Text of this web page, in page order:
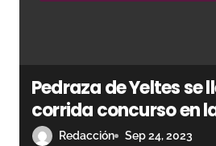
nPedraza de Yeltes se
corrida concurso en
Gómez del Pilar
Redacción Sep 24, 2023